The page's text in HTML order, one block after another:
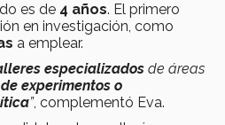
es de 4 años. El primero
en investigación, como
a emplear.
especializados de áreas
experimentos o
”, complementó Eva.